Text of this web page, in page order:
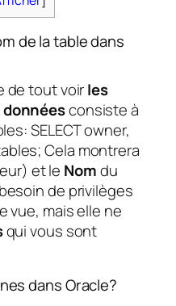
de la table dans
de tout voirles
donnéesconsiste à
SELECT owner,
Cela montrera
et le Nomdu
de privilèges
vue, mais elle ne
qui vous sont
dans Oracle?